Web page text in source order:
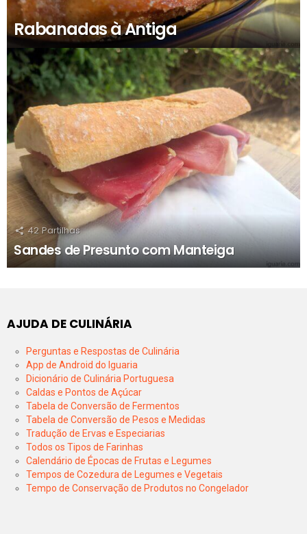
Rabanadas à Antiga
42 Partilhas
Sandes de Presunto com Manteiga
AJUDA DE CULINÁRIA
Perguntas e Respostas de Culinária
App de Android do Iguaria
Dicionário de Culinária Portuguesa
Caldas e Pontos de Açúcar
Tabela de Conversão de Fermentos
Tabela de Conversão de Pesos e Medidas
Tradução de Ervas e Especiarias
Todos os Tipos de Farinhas
Calendário de Épocas de Frutas e Legumes
Tempos de Cozedura de Legumes e Vegetais
Tempo de Conservação de Produtos no Congelador